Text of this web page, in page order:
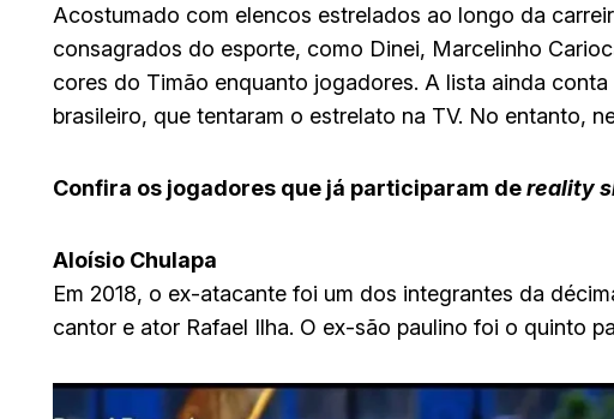
Acostumado com elencos estrelados ao longo da
consagrados do esporte, como Dinei, Marcelinho
cores do Timão enquanto jogadores. A lista ainda
brasileiro, que tentaram o estrelato na TV. No entanto,
Confira os jogadores que já participaram dereality
Aloísio Chulapa
Em 2018, o ex-atacante foi um dos integrantes da
cantor e ator Rafael Ilha. O ex-são paulino foi o quinto